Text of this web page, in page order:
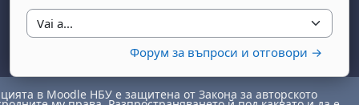
Vai a...
Форум за въпроси и отговори →
в Moodle НБУ е защитена от Закона за авторското